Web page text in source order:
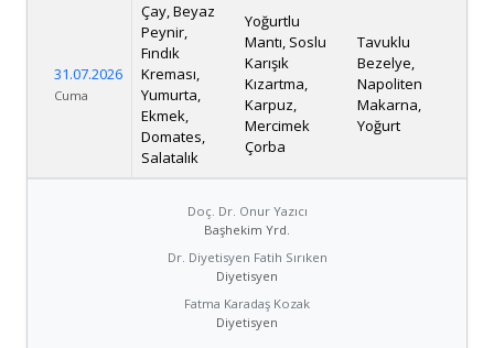
31.07.2026
Cuma
Çay, Beyaz
Peynir,
Fındık
Kreması,
Yumurta,
Ekmek,
Domates,
Salatalık
Yoğurtlu
Mantı, Soslu
Karışık
Kızartma,
Karpuz,
Mercimek
Çorba
Tavuklu
Bezelye,
Napoliten
Makarna,
Yoğurt
Doç. Dr. Onur Yazıcı
Başhekim Yrd.
Dr. Diyetisyen Fatih Sırıken
Diyetisyen
Fatma Karadaş Kozak
Diyetisyen